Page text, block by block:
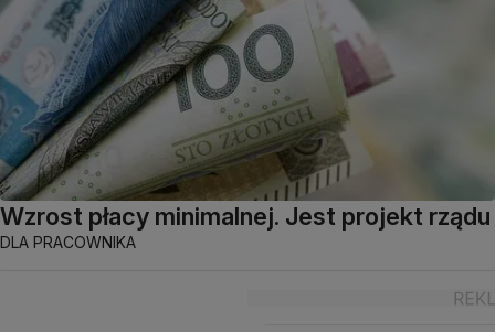
Wzrost płacy minimalnej. Jest projekt rządu
DLA PRACOWNIKA